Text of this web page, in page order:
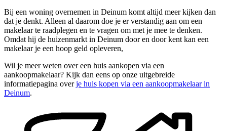
Bij een woning overnemen in Deinum komt altijd meer kijken dan
dat je denkt. Alleen al daarom doe je er verstandig aan om een
makelaar te raadplegen en te vragen om met je mee te denken.
Omdat hij de huizenmarkt in Deinum door en door kent kan een
makelaar je een hoop geld opleveren,
Wil je meer weten over een huis aankopen via een
aankoopmakelaar? Kijk dan eens op onze uitgebreide
informatiepagina overje huis kopen via een aankoopmakelaar in
Deinum.